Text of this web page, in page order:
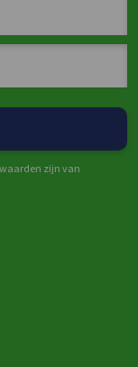
zijn van